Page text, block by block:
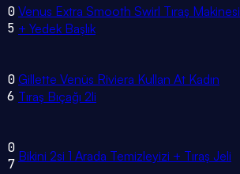
0
5
Venus Extra Smooth Swirl Tıraş Makinesi
+ Yedek Başlık
0
6
Gillette Venüs Riviera Kullan At Kadın
Tıraş Bıçağı 2li
0
7 Bikini 2si 1 Arada Temizleyizi + Tıraş Jeli